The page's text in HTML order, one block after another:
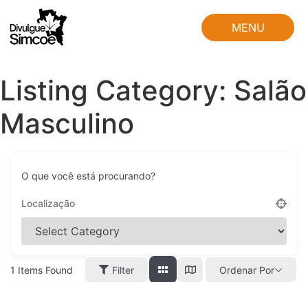
MENU
Listing Category: Salão
Masculino
O que você está procurando?
1 Items Found Filter Ordenar Por